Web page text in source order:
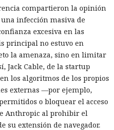
compartieron la opinión
infección masiva de
excesiva en las
principal no estuvo en
la amenaza, sino en limitar
Jack Cable, de la startup
los algoritmos de los propios
externas —por ejemplo,
o bloquear el acceso
Anthropic al prohibir el
su extensión de navegador.